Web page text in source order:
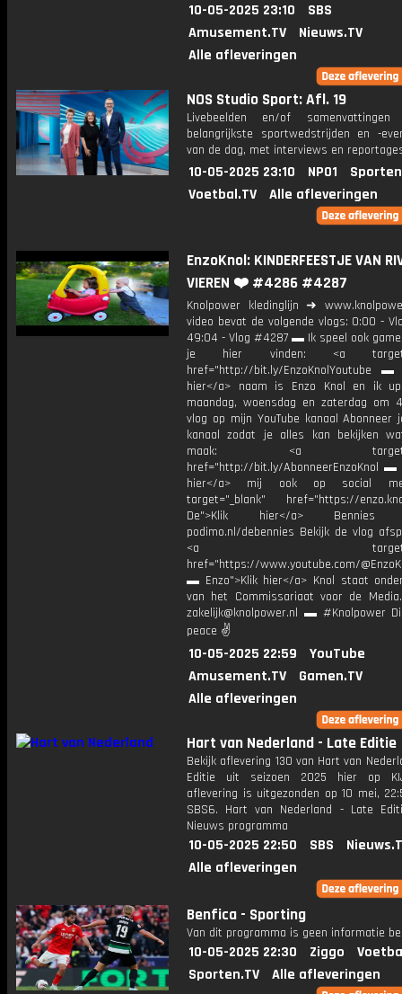
10-05-2025 23:10
SBS
Amusement.TV
Nieuws.TV
Alle afleveringen
NOS Studio Sport: Afl. 19
Livebeelden en/of
belangrijkste sportwedstrijden en -
van de dag, met interviews en
10-05-2025 23:10 NPO1
Voetbal.TV
Alle afleveringen
EnzoKnol: KINDERFEESTJE VAN
VIEREN ❤️ #4286 #4287
Knolpower kledinglijn ➜
video bevat de volgende vlogs: 0:00 -
49:04 - Vlog #4287 ▬ Ik speel ook
je hier vinden: <a
href="http://bit.ly/EnzoKnolYoutube ▬
hier</a> naam is Enzo Knol en ik
maandag, woensdag en zaterdag om
vlog op mijn YouTube kanaal Abonneer
kanaal zodat je alles kan bekijken
maak: <a
href="http://bit.ly/AbonneerEnzoKnol ▬
hier</a> mij ook op social
target="_blank" href="https://
De">Klik hier</a> Bennies
podimo.nl/debennies Bekijk de vlog
<a
href="https://www.youtube.com/
▬ Enzo">Klik hier</a> Knol staat
van het Commissariaat voor de
zakelijk@knolpower.nl ▬ #Knolpower
peace ✌
10-05-2025 22:59
YouTube
Amusement.TV
Gamen.TV
Alle afleveringen
Hart van Nederland - Late Editie
Bekijk aflevering 130 van Hart van
Editie uit seizoen 2025 hier op
aflevering is uitgezonden op 10 mei,
SBS6. Hart van Nederland - Late
Nieuws programma
10-05-2025 22:50 SBS
Alle afleveringen
Benfica - Sporting
Van dit programma is geen informatie
10-05-2025 22:30 Ziggo
Sporten.TV
Alle afleveringen